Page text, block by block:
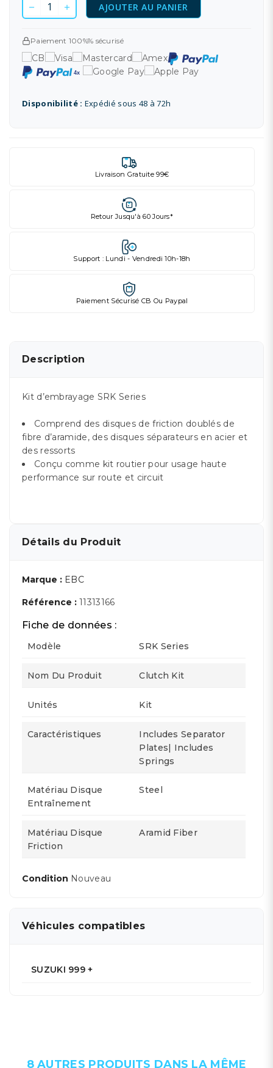
AJOUTER AU PANIER
Paiement 100%% sécurisé
Disponibilité : Expédié sous 48 à 72h
Livraison Gratuite 99€
Retour Jusqu'à 60 Jours*
Support : Lundi - Vendredi 10h-18h
Paiement Sécurisé CB Ou Paypal
Description
Kit d’embrayage SRK Series
Comprend des disques de friction doublés de
fibre d’aramide, des disques séparateurs en acier et
des ressorts
Conçu comme kit routier pour usage haute
performance sur route et circuit
Détails du Produit
Marque : EBC
Référence : 11313166
Fiche de données :
Modèle SRK Series
Nom Du Produit Clutch Kit
Unités Kit
Caractéristiques
Includes Separator
Plates| Includes
Springs
Matériau Disque
Entraînement
Steel
Matériau Disque
Friction
Aramid Fiber
Condition Nouveau
Véhicules compatibles
SUZUKI 999 +
8 AUTRES PRODUITS DANS LA MÊME